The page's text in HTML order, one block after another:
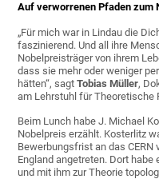
Auf verworrenen Pfaden zum
„Für mich war in Lindau die
faszinierend. Und all ihre
Nobelpreisträger von ihrem
dass sie mehr oder weniger
hätten“, sagtTobias Müller,
am Lehrstuhl für Theoretische
Beim Lunch habe J. Michael
Nobelpreis erzählt. Kosterlitz
Bewerbungsfrist an das
England angetreten. Dort
und mit ihm zur Theorie